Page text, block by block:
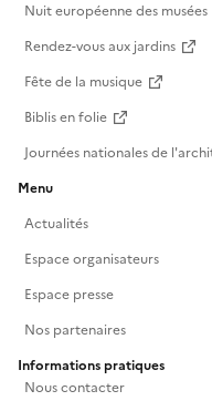
Nuit européenne des musées
Rendez-vous aux jardins
Fête de la musique
Biblis en folie
Journées nationales de
Menu
Actualités
Espace organisateurs
Espace presse
Nos partenaires
Informations pratiques
Nous contacter